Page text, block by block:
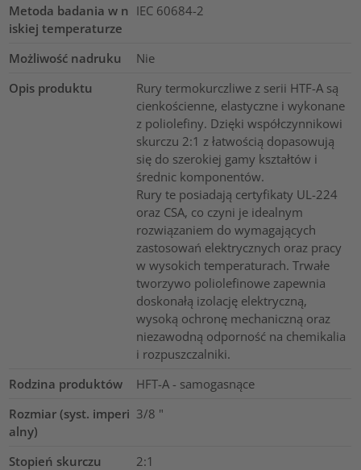
Metoda badania w n
iskiej temperaturze
IEC 60684-2
Możliwość nadruku
Nie
Opis produktu
Rury termokurczliwe z serii HTF-A są
cienkościenne, elastyczne i wykonane
z poliolefiny. Dzięki współczynnikowi
skurczu 2:1 z łatwością dopasowują
się do szerokiej gamy kształtów i
średnic komponentów.
Rury te posiadają certyfikaty UL-224
oraz CSA, co czyni je idealnym
rozwiązaniem do wymagających
zastosowań elektrycznych oraz pracy
w wysokich temperaturach. Trwałe
tworzywo poliolefinowe zapewnia
doskonałą izolację elektryczną,
wysoką ochronę mechaniczną oraz
niezawodną odporność na chemikalia
i rozpuszczalniki.
Rodzina produktów
HFT-A - samogasnące
Rozmiar (syst. imperi
alny)
3/8 "
Stopień skurczu
2:1